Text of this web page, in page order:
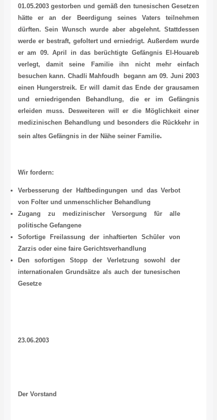
01.05.2003 gestorben und gemäß den tunesischen Gesetzen
hätte er an der Beerdigung seines Vaters teilnehmen
dürften. Sein Wunsch wurde aber abgelehnt. Stattdessen
werde er bestraft, gefoltert und erniedrigt. Außerdem wurde
er am 09. April in das berüchtigte Gefängnis El-Houareb
verlegt, damit seine Familie ihn nicht mehr einfach
besuchen kann. Chadli Mahfoudh begann am 09. Juni 2003
einen Hungerstreik. Er will damit das Ende der grausamen
und erniedrigenden Behandlung, die er im Gefängnis
erleiden muss. Desweiteren will er die Möglichkeit einer
medizinischen Behandlung und besonders die Rückkehr in
sein altes Gefängnis in der Nähe seiner Familie.
Wir fordern:
Verbesserung der Haftbedingungen und das Verbot
von Folter und unmenschlicher Behandlung
Zugang zu medizinischer Versorgung für alle
politische Gefangene
Sofortige Freilassung der inhaftierten Schüler von
Zarzis oder eine faire Gerichtsverhandlung
Den sofortigen Stopp der Verletzung sowohl der
internationalen Grundsätze als auch der tunesischen
Gesetze
23.06.2003
Der Vorstand